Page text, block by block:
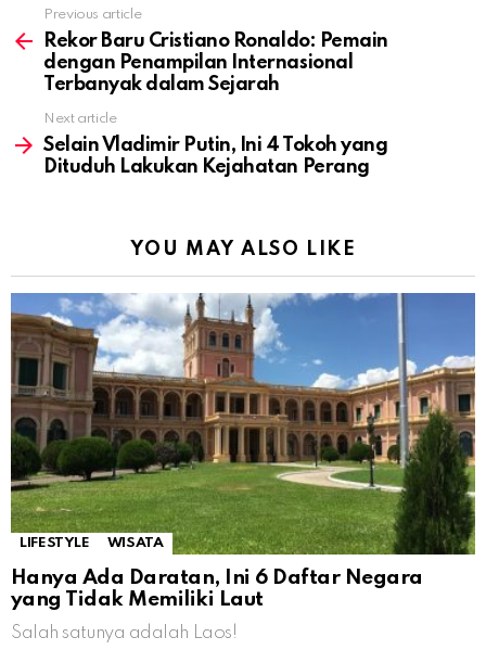
more
Previous article
Rekor Baru Cristiano Ronaldo: Pemain
dengan Penampilan Internasional
Terbanyak dalam Sejarah
Next article
Selain Vladimir Putin, Ini 4 Tokoh yang
Dituduh Lakukan Kejahatan Perang
YOU MAY ALSO LIKE
LIFESTYLE WISATA
Hanya Ada Daratan, Ini 6 Daftar Negara
yang Tidak Memiliki Laut
Salah satunya adalah Laos!